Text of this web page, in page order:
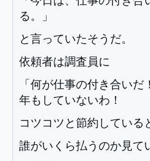
る。」
と言っていたそうだ。
依頼者は調査員に
「何が仕事の付き合い
年もしていないわ！
コツコツと節約してい
誰がいくら払うのか見て